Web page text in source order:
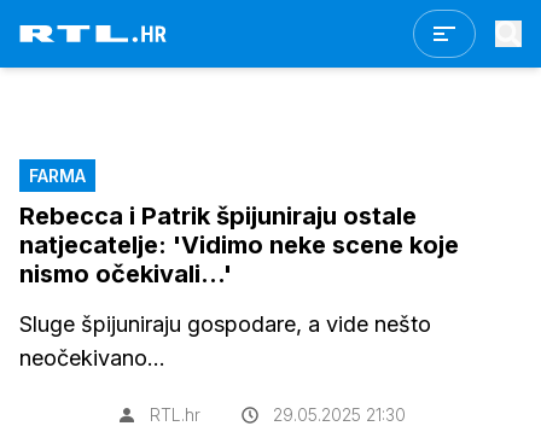
FARMA
Rebecca i Patrik špijuniraju ostale
natjecatelje: 'Vidimo neke scene koje
nismo očekivali...'
Sluge špijuniraju gospodare, a vide nešto
neočekivano...
RTL.hr 29.05.2025 21:30